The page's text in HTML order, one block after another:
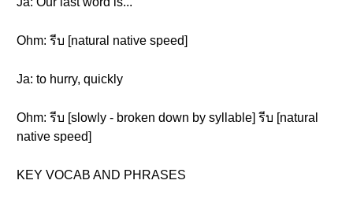
Ohm: รีบ [natural native speed]
Ja: to hurry, quickly
Ohm: รีบ [slowly - broken down by syllable] รีบ [natural
native speed]
KEY VOCAB AND PHRASES